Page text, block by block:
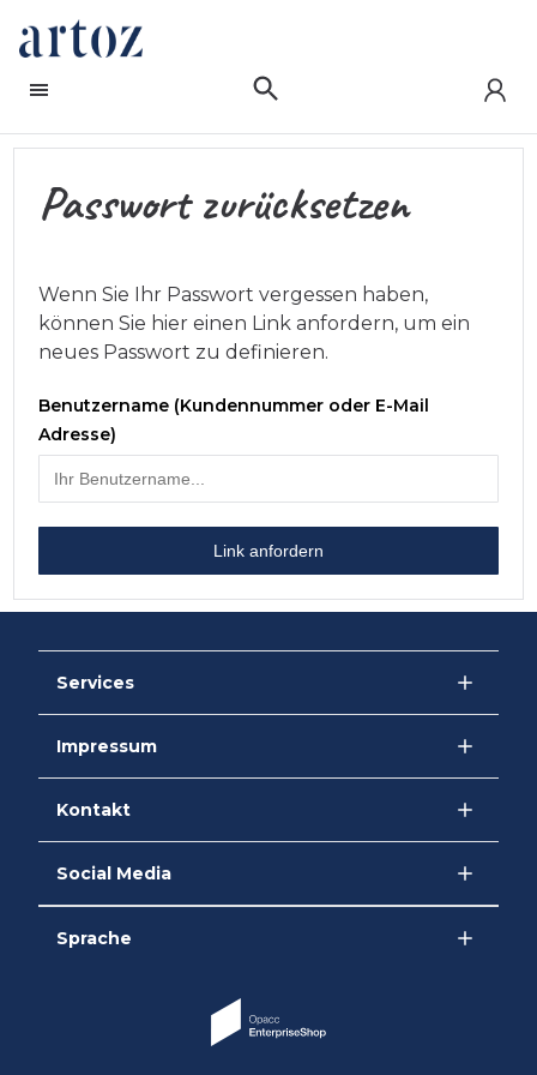
Passwort zurücksetzen
Wenn Sie Ihr Passwort vergessen haben,
können Sie hier einen Link anfordern, um ein
neues Passwort zu definieren.
Benutzername (Kundennummer oder E-Mail
Adresse)
Link anfordern
Kontakt
Social Media
Services
Impressum
Sprache